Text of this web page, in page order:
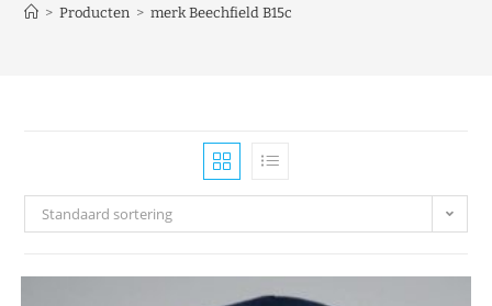
> Producten > merk Beechfield B15c
Standaard sortering